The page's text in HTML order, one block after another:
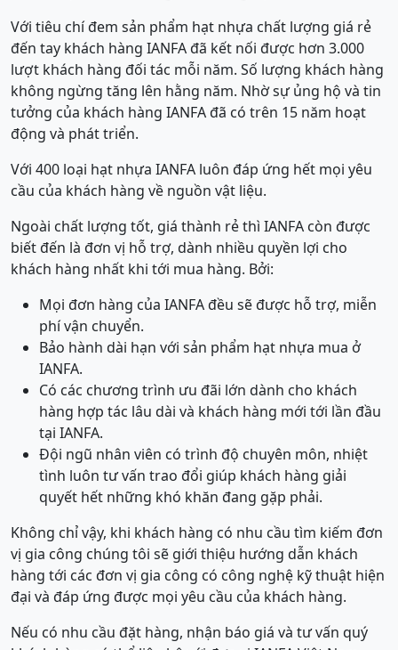
Với tiêu chí đem sản phẩm hạt nhựa chất lượng giá rẻ
đến tay khách hàng IANFA đã kết nối được hơn 3.000
lượt khách hàng đối tác mỗi năm. Số lượng khách hàng
không ngừng tăng lên hằng năm. Nhờ sự ủng hộ và tin
tưởng của khách hàng IANFA đã có trên 15 năm hoạt
động và phát triển.
Với 400 loại hạt nhựa IANFA luôn đáp ứng hết mọi yêu
cầu của khách hàng về nguồn vật liệu.
Ngoài chất lượng tốt, giá thành rẻ thì IANFA còn được
biết đến là đơn vị hỗ trợ, dành nhiều quyền lợi cho
khách hàng nhất khi tới mua hàng. Bởi:
Mọi đơn hàng của IANFA đều sẽ được hỗ trợ, miễn
phí vận chuyển.
Bảo hành dài hạn với sản phẩm hạt nhựa mua ở
IANFA.
Có các chương trình ưu đãi lớn dành cho khách
hàng hợp tác lâu dài và khách hàng mới tới lần đầu
tại IANFA.
Đội ngũ nhân viên có trình độ chuyên môn, nhiệt
tình luôn tư vấn trao đổi giúp khách hàng giải
quyết hết những khó khăn đang gặp phải.
Không chỉ vậy, khi khách hàng có nhu cầu tìm kiếm đơn
vị gia công chúng tôi sẽ giới thiệu hướng dẫn khách
hàng tới các đơn vị gia công có công nghệ kỹ thuật hiện
đại và đáp ứng được mọi yêu cầu của khách hàng.
Nếu có nhu cầu đặt hàng, nhận báo giá và tư vấn quý